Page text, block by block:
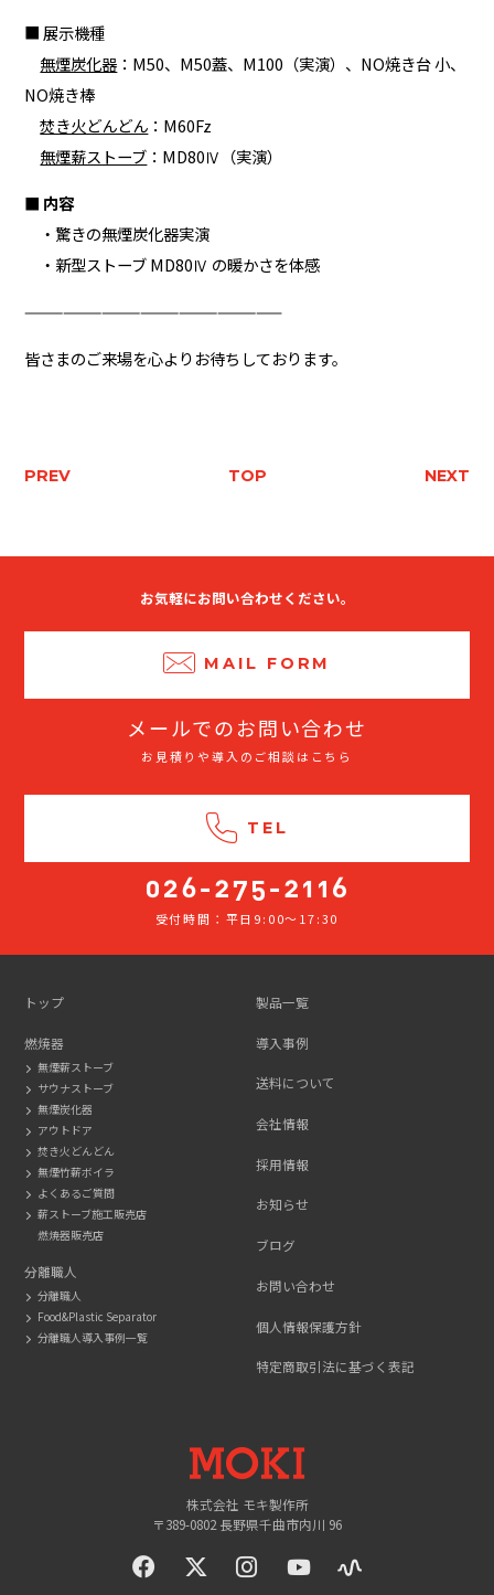
■ 展示機種
無煙炭化器 ：M50、M50蓋、M100（実演）、NO焼き台 小、
NO焼き棒
焚き火どんどん ：M60Fz
無煙薪ストーブ ：MD80Ⅳ（実演）
■ 内容
・驚きの無煙炭化器実演
・新型ストーブ MD80Ⅳ の暖かさを体感
————————————————————
皆さまのご来場を心よりお待ちしております。
PREV TOP NEXT
お気軽にお問い合わせください。
MAIL FORM
メールでのお問い合わせ
お見積りや導入のご相談はこちら
TEL
受付時間：平日9:00～17:30
トップ
燃焼器
無煙薪ストーブ
サウナストーブ
無煙炭化器
アウトドア
焚き火どんどん
無煙竹薪ボイラ
よくあるご質問
薪ストーブ施工販売店
燃焼器販売店
分離職人
分離職人
Food&Plastic Separator
分離職人導入事例一覧
製品一覧
導入事例
送料について
会社情報
採用情報
お知らせ
ブログ
お問い合わせ
個人情報保護方針
特定商取引法に基づく表記
MOKI
株式会社 モキ製作所
〒389-0802 長野県千曲市内川 96